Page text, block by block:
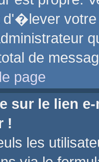
d'�lever
de
page
sur le lien
!
les